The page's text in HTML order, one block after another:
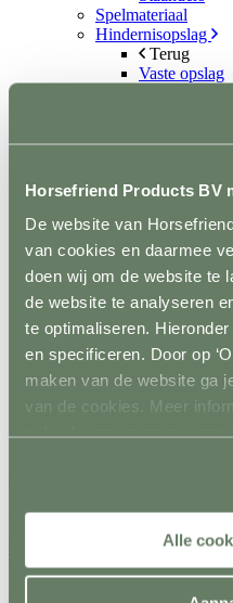
Horsefriend Products BV
De website van
van cookies en daarmee
doen wij om de website te
de website te analyseren
te optimaliseren.
en specificeren. Door op
maken van de website ga
van de cookies. Meer
gebruik van
Alle
Spelmateriaal
Hindernisopslag
Terug
Vaste opslag
Stalwand
Paddock/weiland
Looppaden
Recoverystallen
Stap/draf molen
Trailer/vrachtwagen
Horsefloor gietvloer
Rubber op rol
Ontvetten / lijmen /
Sale
Contact
info@horsefriend.nl
476 beoordelingen
Filteren binnen Houten omheining